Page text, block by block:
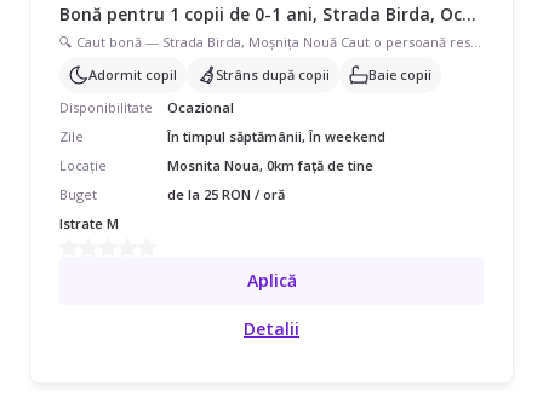
Bonă pentru 1 copii de 0-1 ani, Strada Birda, Ocazional, începând cu 25 lei/oră
Adormit copil
Strâns după copii
Baie copii
Disponibilitate
Ocazional
Zile
În timpul săptămânii, În weekend
Locație
Mosnita Noua, 0km față de tine
Buget
de la 25 RON / oră
Istrate M
Aplică
Detalii